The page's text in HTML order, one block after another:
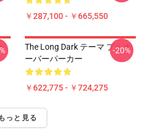
￥287,100 - ￥665,550
The Long Dark テーマ プルオ
ーバーパーカー
￥622,775 - ￥724,275
-20%
もっと見る